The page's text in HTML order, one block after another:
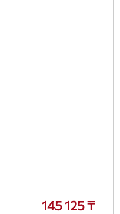
145 125 ₸